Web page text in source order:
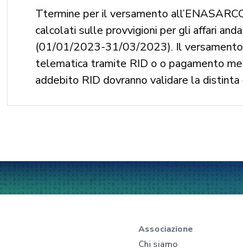
Ttermine per il versamento
calcolati sulle provvigioni per gli affari
(01/01/2023-31/03/2023). Il
telematica tramite RID o o pagamento
addebito RID dovranno validare la
Associazione
Chi siamo